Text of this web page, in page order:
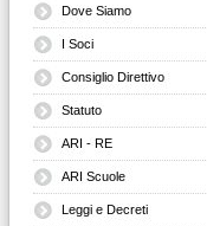
Dove Siamo
I Soci
Consiglio Direttivo
Statuto
ARI - RE
ARI Scuole
Leggi e Decreti